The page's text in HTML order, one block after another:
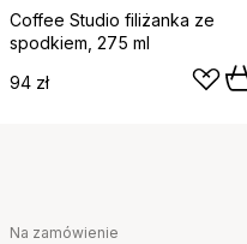
Coffee Studio filiżanka ze
spodkiem, 275 ml
94 zł
Na zamówienie